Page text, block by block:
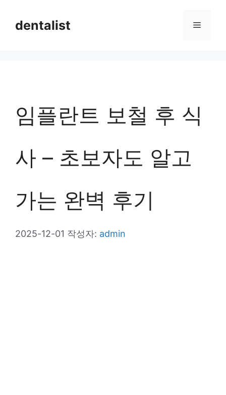
dentalist 메
임플란트 보철 후 식
사 – 초보자도 알고
가는 완벽 후기
2025-12-01 작성자: admin